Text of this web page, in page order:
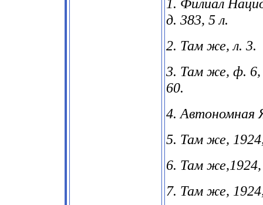
д. 383, 5 л.
2. Там же, л. 3.
3. Там же, ф. 6,
60.
4. Автономная
5. Там же,
6. Там
7. Там же,